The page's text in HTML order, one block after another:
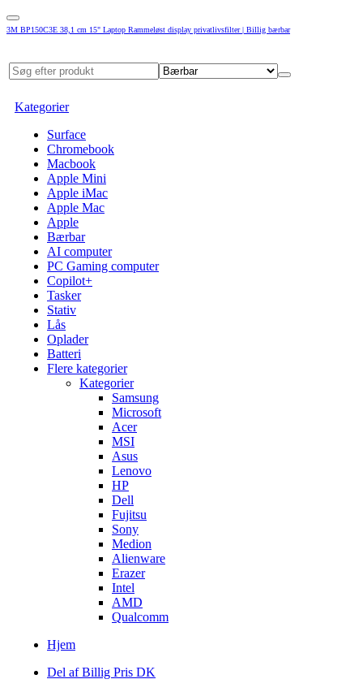
3M BP150C3E 38,1 cm 15" Laptop Rammeløst display privatlivsfilter | Billig bærbar
Kategorier
Surface
Chromebook
Macbook
Apple Mini
Apple iMac
Apple Mac
Apple
Bærbar
AI computer
PC Gaming computer
Copilot+
Tasker
Stativ
Lås
Oplader
Batteri
Flere kategorier
Kategorier
Samsung
Microsoft
Acer
MSI
Asus
Lenovo
HP
Dell
Fujitsu
Sony
Medion
Alienware
Erazer
Intel
AMD
Qualcomm
Hjem
Del af Billig Pris DK